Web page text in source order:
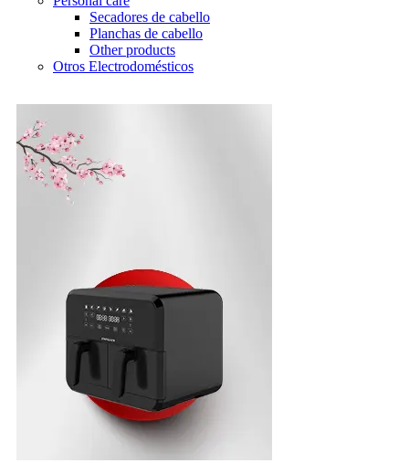
Secadores de cabello
Planchas de cabello
Other products
Otros Electrodomésticos